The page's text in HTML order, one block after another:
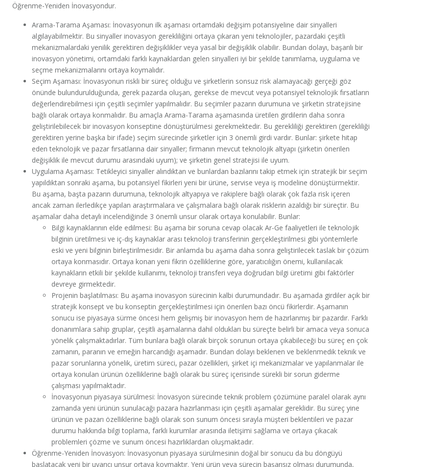
Öğrenme-Yeniden İnovasyondur.
Arama-Tarama Aşaması: İnovasyonun ilk aşaması ortamdaki değişim potansiyeline dair sinyalleri
algılayabilmektir. Bu sinyaller inovasyon gerekliliğini ortaya çıkaran yeni teknolojiler, pazardaki çeşitli
mekanizmalardaki yenilik gerektiren değişiklikler veya yasal bir değişiklik olabilir. Bundan dolayı, başarılı bir
inovasyon yönetimi, ortamdaki farklı kaynaklardan gelen sinyalleri iyi bir şekilde tanımlama, uygulama ve
seçme mekanizmalarını ortaya koymalıdır.
Seçim Aşaması: İnovasyonun riskli bir süreç olduğu ve şirketlerin sonsuz risk alamayacağı gerçeği göz
önünde bulundurulduğunda, gerek pazarda oluşan, gerekse de mevcut veya potansiyel teknolojik fırsatların
değerlendirebilmesi için çeşitli seçimler yapılmalıdır. Bu seçimler pazarın durumuna ve şirketin stratejisine
bağlı olarak ortaya konmalıdır. Bu amaçla Arama-Tarama aşamasında üretilen girdilerin daha sonra
geliştirilebilecek bir inovasyon konseptine dönüştürülmesi gerekmektedir. Bu gerekliliği gerektiren (gerekliliği
gerektiren yerine başka bir ifade) seçim sürecinde şirketler için 3 önemli girdi vardır. Bunlar: şirkete hitap
eden teknolojik ve pazar fırsatlarına dair sinyaller; firmanın mevcut teknolojik altyapı (şirketin önerilen
değişiklik ile mevcut durumu arasındaki uyum); ve şirketin genel stratejisi ile uyum.
Uygulama Aşaması: Tetikleyici sinyaller alındıktan ve bunlardan bazılarını takip etmek için stratejik bir seçim
yapıldıktan sonraki aşama, bu potansiyel fikirleri yeni bir ürüne, servise veya iş modeline dönüştürmektir.
Bu aşama, başta pazarın durumuna, teknolojik altyapıya ve rakiplere bağlı olarak çok fazla risk içeren
ancak zaman ilerledikçe yapılan araştırmalara ve çalışmalara bağlı olarak risklerin azaldığı bir süreçtir. Bu
aşamalar daha detaylı incelendiğinde 3 önemli unsur olarak ortaya konulabilir. Bunlar:
Bilgi kaynaklarının elde edilmesi: Bu aşama bir soruna cevap olacak Ar-Ge faaliyetleri ile teknolojik
bilginin üretilmesi ve iç-dış kaynaklar arası teknoloji transferinin gerçekleştirilmesi gibi yöntemlerle
eski ve yeni bilginin birleştirilmesidir. Bir anlamda bu aşama daha sonra geliştirilecek taslak bir çözüm
ortaya konmasıdır. Ortaya konan yeni fikrin özelliklerine göre, yaratıcılığın önemi, kullanılacak
kaynakların etkili bir şekilde kullanımı, teknoloji transferi veya doğrudan bilgi üretimi gibi faktörler
devreye girmektedir.
Projenin başlatılması: Bu aşama inovasyon sürecinin kalbi durumundadır. Bu aşamada girdiler açık bir
stratejik konsept ve bu konseptin gerçekleştirilmesi için önerilen bazı öncü fikirlerdir. Aşamanın
sonucu ise piyasaya sürme öncesi hem gelişmiş bir inovasyon hem de hazırlanmış bir pazardır. Farklı
donanımlara sahip gruplar, çeşitli aşamalarına dahil oldukları bu süreçte belirli bir amaca veya sonuca
yönelik çalışmaktadırlar. Tüm bunlara bağlı olarak birçok sorunun ortaya çıkabileceği bu süreç en çok
zamanın, paranın ve emeğin harcandığı aşamadır. Bundan dolayı beklenen ve beklenmedik teknik ve
pazar sorunlarına yönelik, üretim süreci, pazar özellikleri, şirket içi mekanizmalar ve yapılanmalar ile
ortaya konulan ürünün özelliklerine bağlı olarak bu süreç içerisinde sürekli bir sorun giderme
çalışması yapılmaktadır.
İnovasyonun piyasaya sürülmesi: İnovasyon sürecinde teknik problem çözümüne paralel olarak aynı
zamanda yeni ürünün sunulacağı pazara hazırlanması için çeşitli aşamalar gereklidir. Bu süreç yine
ürünün ve pazarı özelliklerine bağlı olarak son sunum öncesi sırayla müşteri beklentileri ve pazar
durumu hakkında bilgi toplama, farklı kurumlar arasında iletişimi sağlama ve ortaya çıkacak
problemleri çözme ve sunum öncesi hazırlıklardan oluşmaktadır.
Öğrenme-Yeniden İnovasyon: İnovasyonun piyasaya sürülmesinin doğal bir sonucu da bu döngüyü
başlatacak yeni bir uyarıcı unsur ortaya koymaktır. Yeni ürün veya sürecin başarısız olması durumunda,